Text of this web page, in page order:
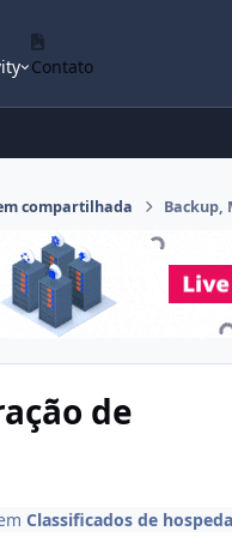
Contato
compartilhada Backup,
de
Classificados de